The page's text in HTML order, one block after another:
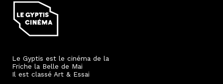
Le Gyptis est le cinéma de la
Friche la Belle de Mai
Il est classé Art & Essai